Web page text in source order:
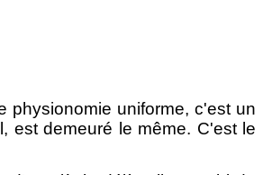
physionomie uniforme, c'est un
est demeuré le même. C'est le